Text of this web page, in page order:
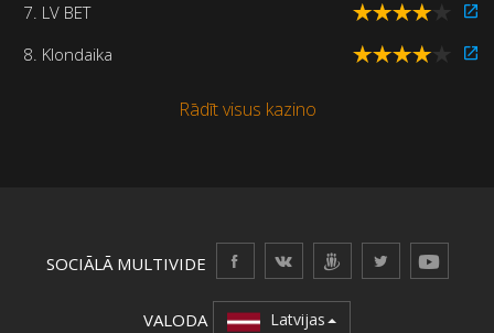
7. LV BET
8. Klondaika
Rādīt visus kazino
SOCIĀLĀ MULTIVIDE
VALODA Latvijas